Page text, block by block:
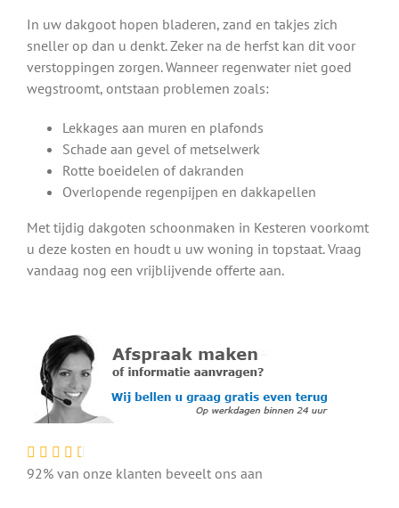
In uw dakgoot hopen bladeren, zand en takjes zich
sneller op dan u denkt. Zeker na de herfst kan dit voor
verstoppingen zorgen. Wanneer regenwater niet goed
wegstroomt, ontstaan problemen zoals:
Lekkages aan muren en plafonds
Schade aan gevel of metselwerk
Rotte boeidelen of dakranden
Overlopende regenpijpen en dakkapellen
Met tijdig dakgoten schoonmaken in Kesteren voorkomt
u deze kosten en houdt u uw woning in topstaat. Vraag
vandaag nog een vrijblijvende offerte aan.
92% van onze klanten beveelt ons aan